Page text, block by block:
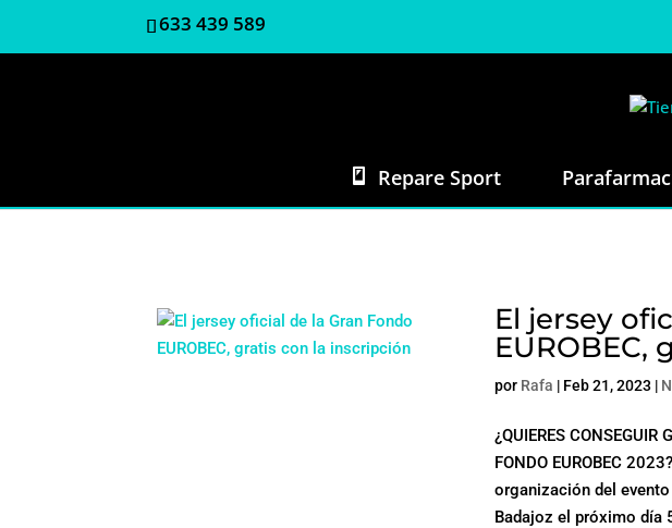
633 439 589
Repare Sport
El jersey
EUROBEC,
por Rafa | Feb 21, 2023 |
¿QUIERES CONSEGUIR
FONDO EUROBEC
organización del
Badajoz el próximo día